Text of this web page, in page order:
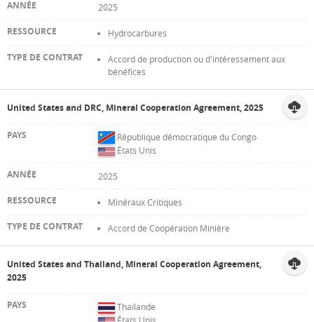
2025
Hydrocarbures
Accord de production ou d'intéressement aux
bénéfices
United States and DRC, Mineral Cooperation Agreement, 2025
République démocratique du Congo
États Unis
2025
Minéraux Critiques
Accord de Coopération Minière
United States and Thailand, Mineral Cooperation Agreement,
2025
Thaïlande